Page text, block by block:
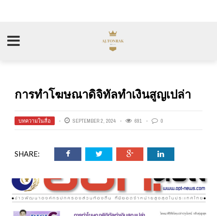
การทำโฆษณาดิจิทัลทำเงินสูญเปล่า
บทความในสื่อ SEPTEMBER 2, 2024 691 0
SHARE: